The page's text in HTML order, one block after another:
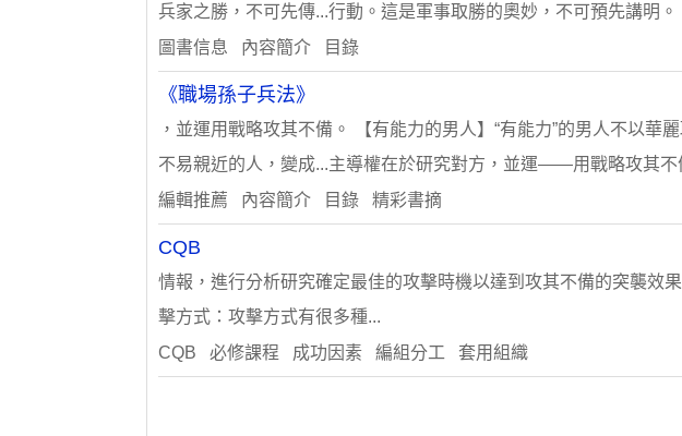
兵家之勝，不可先傳...行動。這是軍事取勝的奧妙，不可預先講明
圖書信息 內容簡介 目錄
《職場孫子兵法》
，並運用戰略攻其不備。 【有能力的男人】“有能力”的男人不以
不易親近的人，變成...主導權在於研究對方，並運——用戰略攻其不
編輯推薦 內容簡介 目錄 精彩書摘
CQB
情報，進行分析研究確定最佳的攻擊時機以達到攻其不備的突襲效
擊方式：攻擊方式有很多種...
CQB 必修課程 成功因素 編組分工 套用組織